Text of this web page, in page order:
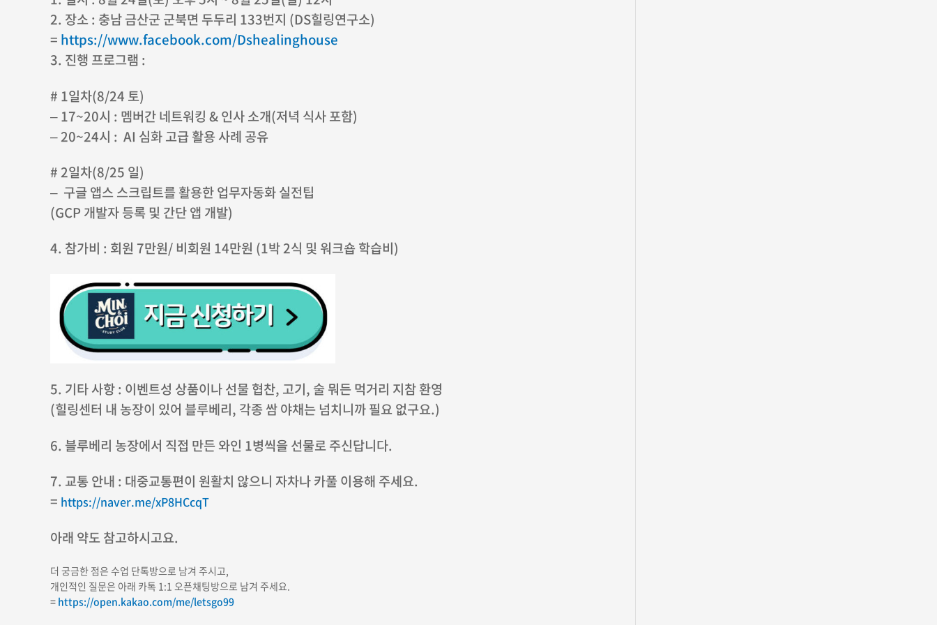
2. 장소 : 충남 금산군 군북면 두두리 133번지 (DS힐링연구소)
= https://www.facebook.com/Dshealinghouse
3. 진행 프로그램 :
# 1일차(8/24 토)
– 17~20시 : 멤버간 네트워킹 & 인사 소개(저녁 식사 포함)
– 20~24시 : AI 심화 고급 활용 사례 공유
# 2일차(8/25 일)
– 구글 앱스 스크립트를 활용한 업무자동화 실전팁
(GCP 개발자 등록 및 간단 앱 개발)
4. 참가비 : 회원 7만원/ 비회원 14만원 (1박 2식 및 워크숍 학습비)
5. 기타 사항 : 이벤트성 상품이나 선물 협찬, 고기, 술 뭐든 먹거리 지참 환영
(힐링센터 내 농장이 있어 블루베리, 각종 쌈 야채는 넘치니까 필요 없구요.)
6. 블루베리 농장에서 직접 만든 와인 1병씩을 선물로 주신답니다.
7. 교통 안내 : 대중교통편이 원활치 않으니 자차나 카풀 이용해 주세요.
= https://naver.me/xP8HCcqT
아래 약도 참고하시고요.
더 궁금한 점은 수업 단톡방으로 남겨 주시고,
개인적인 질문은 아래 카톡 1:1 오픈채팅방으로 남겨 주세요.
= https://open.kakao.com/me/letsgo99